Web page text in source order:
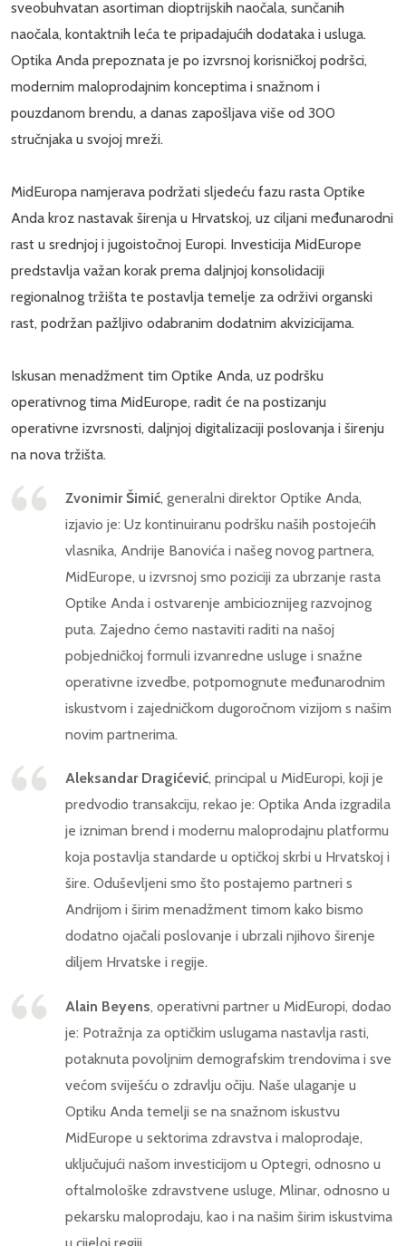
sveobuhvatan asortiman dioptrijskih naočala, sunčanih
naočala, kontaktnih leća te pripadajućih dodataka i usluga.
Optika Anda prepoznata je po izvrsnoj korisničkoj podršci,
modernim maloprodajnim konceptima i snažnom i
pouzdanom brendu, a danas zapošljava više od 300
stručnjaka u svojoj mreži.
MidEuropa namjerava podržati sljedeću fazu rasta Optike
Anda kroz nastavak širenja u Hrvatskoj, uz ciljani međunarodni
rast u srednjoj i jugoistočnoj Europi. Investicija MidEurope
predstavlja važan korak prema daljnjoj konsolidaciji
regionalnog tržišta te postavlja temelje za održivi organski
rast, podržan pažljivo odabranim dodatnim akvizicijama.
Iskusan menadžment tim Optike Anda, uz podršku
operativnog tima MidEurope, radit će na postizanju
operativne izvrsnosti, daljnjoj digitalizaciji poslovanja i širenju
na nova tržišta.
Zvonimir Šimić, generalni direktor Optike Anda,
izjavio je: Uz kontinuiranu podršku naših postojećih
vlasnika, Andrije Banovića i našeg novog partnera,
MidEurope, u izvrsnoj smo poziciji za ubrzanje rasta
Optike Anda i ostvarenje ambicioznijeg razvojnog
puta. Zajedno ćemo nastaviti raditi na našoj
pobjedničkoj formuli izvanredne usluge i snažne
operativne izvedbe, potpomognute međunarodnim
iskustvom i zajedničkom dugoročnom vizijom s našim
novim partnerima.
Aleksandar Dragićević, principal u MidEuropi, koji je
predvodio transakciju, rekao je: Optika Anda izgradila
je izniman brend i modernu maloprodajnu platformu
koja postavlja standarde u optičkoj skrbi u Hrvatskoj i
šire. Oduševljeni smo što postajemo partneri s
Andrijom i širim menadžment timom kako bismo
dodatno ojačali poslovanje i ubrzali njihovo širenje
diljem Hrvatske i regije.
Alain Beyens, operativni partner u MidEuropi, dodao
je: Potražnja za optičkim uslugama nastavlja rasti,
potaknuta povoljnim demografskim trendovima i sve
većom sviješću o zdravlju očiju. Naše ulaganje u
Optiku Anda temelji se na snažnom iskustvu
MidEurope u sektorima zdravstva i maloprodaje,
uključujući našom investicijom u Optegri, odnosno u
oftalmološke zdravstvene usluge, Mlinar, odnosno u
pekarsku maloprodaju, kao i na našim širim iskustvima
u cijeloj regiji.